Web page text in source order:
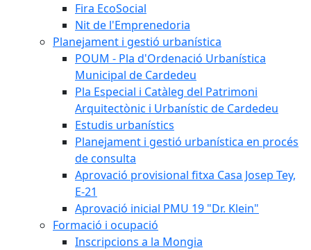
Fira EcoSocial
Nit de l'Emprenedoria
Planejament i gestió urbanística
POUM - Pla d'Ordenació Urbanística
Municipal de Cardedeu
Pla Especial i Catàleg del Patrimoni
Arquitectònic i Urbanístic de Cardedeu
Estudis urbanístics
Planejament i gestió urbanística en procés
de consulta
Aprovació provisional fitxa Casa Josep Tey,
E-21
Aprovació inicial PMU 19 "Dr. Klein"
Formació i ocupació
Inscripcions a la Mongia